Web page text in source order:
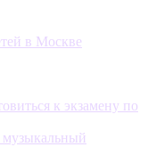
в Москве
к экзамену по
музыкальный